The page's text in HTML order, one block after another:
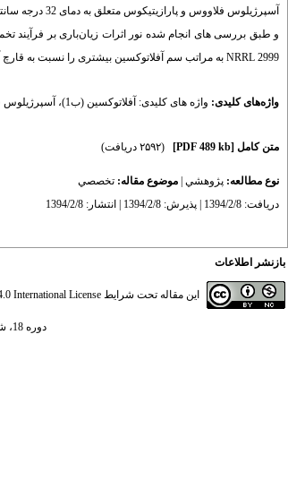
و طبق بررسی های انجام شده نور اثرات زیان‌باری بر فرآیند
NRRL 2999 به مراتب سم آفلاتوکسین بیشتری را نسبت به قارچ آسپرژیلوس فلاووس (سویه IR 111) تولید می کند. واژه های کلیدی: آفلاتوکسین (ب1)، آسپرژیلوس فلاووس، آسپرژیلوس پارازیتیکوس
واژه‌های کلیدی: واژه های کلیدی: آفلاتوکسین (ب1) ،
متن کامل [PDF 489 kb] (۲۵۹۲ دریافت)
نوع مطالعه: پژوهشي موضوع مقاله: تخصصي
دریافت: 1394/2/8 | پذیرش: 1394/2/8 | انتشار: 1394/2/8
بازنشر اطلاعات
این مقاله تحت شرایط International License
دوره 18، شماره 3 - ( 4-1392 )